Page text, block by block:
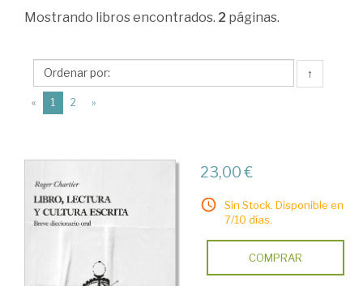
Chartier,
Mostrando libros encontrados. 2 páginas.
↑
« 1 (current)
2 »
23,00 €
Sin Stock. Disponible en
7/10 días.
COMPRAR